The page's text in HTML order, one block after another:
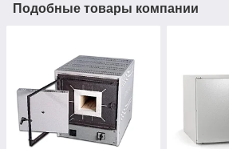
Подобные товары компании